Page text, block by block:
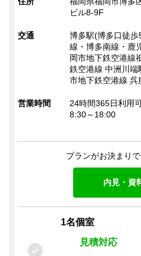
秘書サービス
ビジネス交流会
ドリンク
ドリンクサービス（無料）
打ち合わせスペース（オープン
郵便受け（有人受付）
宅配物転送
電話
電話転送・代行
OA機器
該当物件
19件
この条件
ビル8-9F
交通
博多駅(博多口徒
線・博多南線・鹿
岡市地下鉄空港線
鉄空港線 中洲川端
市地下鉄空港線
営業時間
24時間365日利用
8:30～18:00
プランがお決まり
内見・資
1名個室
見積対応